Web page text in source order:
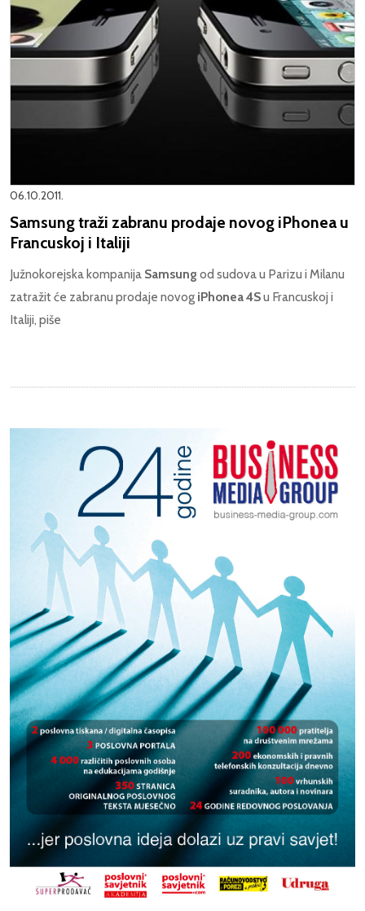
06.10.2011.
Samsung traži zabranu prodaje novog iPhonea u
Francuskoj i Italiji
Južnokorejska kompanija Samsung od sudova u Parizu i Milanu
zatražit će zabranu prodaje novog iPhonea 4Su Francuskoj i
Italiji, piše